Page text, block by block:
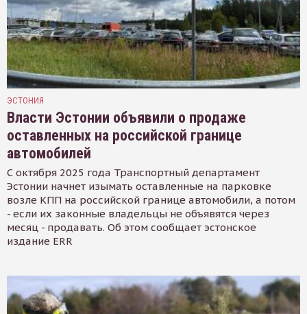
ЭСТОНИЯ
Власти Эстонии объявили о продаже
оставленных на российской границе
автомобилей
С октября 2025 года Транспортный департамент
Эстонии начнет изымать оставленные на парковке
возле КПП на российской границе автомобили, а потом
- если их законные владельцы не объявятся через
месяц - продавать. Об этом сообщает эстонское
издание ERR